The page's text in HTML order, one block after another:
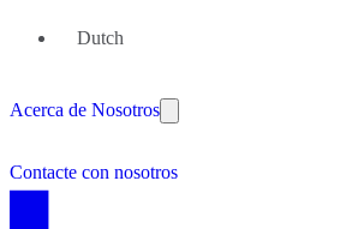
Nosotras podemos ayudar
Acerca de Nosotros
Contacte con nosotros
Dutch